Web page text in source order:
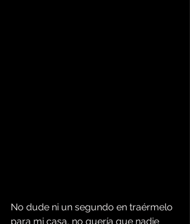
No dude ni un segundo en traérmelo
para mi casa, no quería que nadie